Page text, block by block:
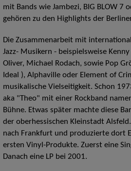
mit Bands wie Jambezi, BIG BLOW 7
gehören zu den Highlights der
Die Zusammenarbeit mit
Jazz- Musikern - beispielsweise
Oliver, Michael Rodach, sowie Pop
Ideal ), Alphaville oder Element of
musikalische Vielseitigkeit. Schon
aka "Theo" mit einer Rockband
Bühne. Etwas später machte diese
der oberhessischen Kleinstadt
nach Frankfurt und produzierte dort
ersten Vinyl-Produkte. Zuerst eine
Danach eine LP bei 2001.